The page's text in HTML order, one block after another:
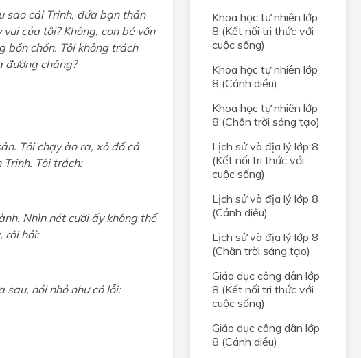
sao cái Trinh, đứa bạn thân
của tôi? Không, con bé vốn
bồn chồn. Tôi không trách
đường chăng?
Tôi chạy ào ra, xô đổ cả
Tôi trách:
Nhìn nét cười ấy không thể
rồi hỏi:
nói nhỏ như có lỗi:
Khoa học tự nhiên lớp
8 (Kết nối tri thức với
cuộc sống)
Khoa học tự nhiên lớp
8 (Cánh diều)
Khoa học tự nhiên lớp
8 (Chân trời sáng tạo)
Lịch sử và địa lý lớp 8
(Kết nối tri thức với
cuộc sống)
Lịch sử và địa lý lớp 8
(Cánh diều)
Lịch sử và địa lý lớp 8
(Chân trời sáng tạo)
Giáo dục công dân lớp
8 (Kết nối tri thức với
cuộc sống)
Giáo dục công dân lớp
8 (Cánh diều)